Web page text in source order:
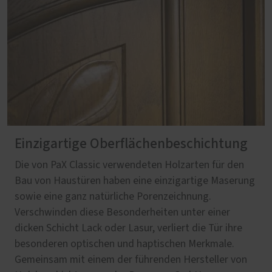
Einzigartige Oberflächenbeschichtung
Die von PaX Classic verwendeten Holzarten für den
Bau von Haustüren haben eine einzigartige Maserung
sowie eine ganz natürliche Porenzeichnung.
Verschwinden diese Besonderheiten unter einer
dicken Schicht Lack oder Lasur, verliert die Tür ihre
besonderen optischen und haptischen Merkmale.
Gemeinsam mit einem der führenden Hersteller von